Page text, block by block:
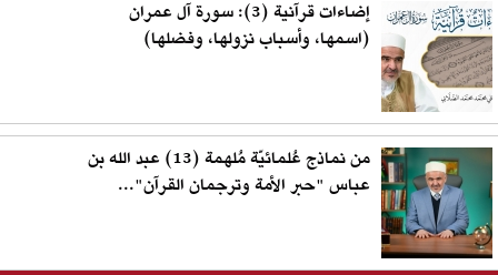
إضاءات قرآنية (3): سورة آل عمران
(اسمها، وأسباب نزولها، وفضلها)
من نماذج عُلمائيّة مُلهمة (13) عبد الله بن
عباس "حبر الأمة وترجمان القرآن"...